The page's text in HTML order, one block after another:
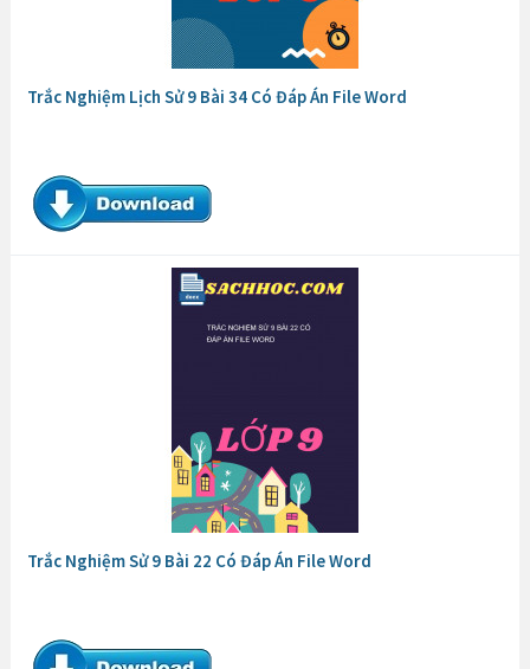
Trắc Nghiệm Lịch Sử 9 Bài 34 Có Đáp Án File Word
Trắc Nghiệm Sử 9 Bài 22 Có Đáp Án File Word